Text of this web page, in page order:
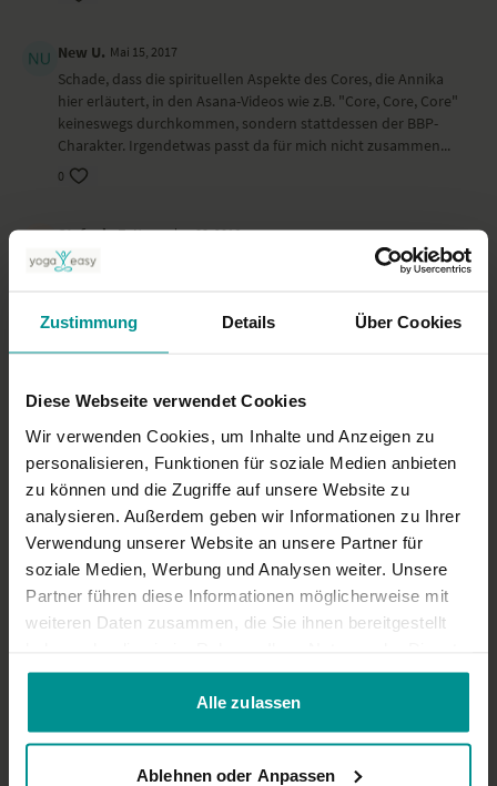
Zustimmung Details Über Cookies
Diese Webseite verwendet Cookies
Wir verwenden Cookies, um Inhalte und Anzeigen zu
personalisieren, Funktionen für soziale Medien anbieten
zu können und die Zugriffe auf unsere Website zu
analysieren. Außerdem geben wir Informationen zu Ihrer
Verwendung unserer Website an unsere Partner für
soziale Medien, Werbung und Analysen weiter. Unsere
Partner führen diese Informationen möglicherweise mit
weiteren Daten zusammen, die Sie ihnen bereitgestellt
gesammelt haben.
Alle zulassen
Ablehnen oder Anpassen
New U. Mai 15, 2017
Schade, dass die spirituellen Aspekte des Cores, die Annika
hier erläutert, in den Asana-Videos wie z.B. "Core, Core, Core"
keineswegs durchkommen, sondern stattdessen der BBP-
Charakter. Irgendetwas passt da für mich nicht zusammen...
0
Stefanie F. November 08, 2016
war mal etwas ganz anders. irgendwie erfrischend
Interview: Working Mum und Yoga, wie man beides im Alltag
verbindet